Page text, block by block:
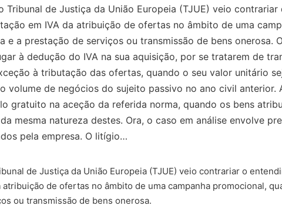
de Justiça da União Europeia (TJUE) veio
em IVA da atribuição de ofertas no âmbito de uma
a prestação de serviços ou transmissão de bens onerosa.
à dedução do IVA na sua aquisição, por se tratarem de
à tributação das ofertas, quando o seu valor unitário
volume de negócios do sujeito passivo no ano civil anterior.
gratuito na aceção da referida norma, quando os bens
mesma natureza destes. Ora, o caso em análise envolve
pela empresa. O litígio…
de Justiça da União Europeia (TJUE) veio contrariar o
de ofertas no âmbito de uma campanha promocional,
ou transmissão de bens onerosa.